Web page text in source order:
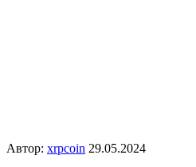
Автор: xrpcoin 29.05.2024